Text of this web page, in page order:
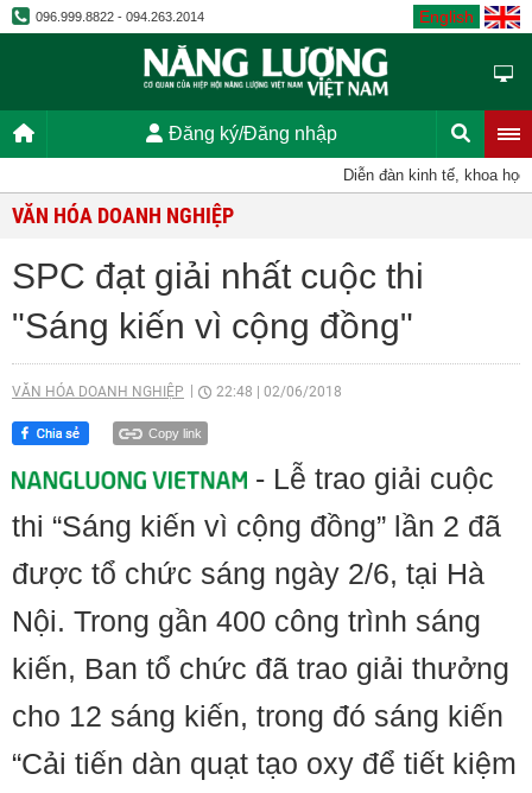
096.999.8822 - 094.263.2014 English
Đăng ký/Đăng nhập
Diễn đàn kinh tế, khoa học,
VĂN HÓA DOANH NGHIỆP
SPC đạt giải nhất cuộc thi
"Sáng kiến vì cộng đồng"
VĂN HÓA DOANH NGHIỆP 22:48 02/06/2018
Copy link
- Lễ trao giải cuộc
thi “Sáng kiến vì cộng đồng” lần 2 đã
được tổ chức sáng ngày 2/6, tại Hà
Nội. Trong gần 400 công trình sáng
kiến, Ban tổ chức đã trao giải thưởng
cho 12 sáng kiến, trong đó sáng kiến
“Cải tiến dàn quạt tạo oxy để tiết kiệm